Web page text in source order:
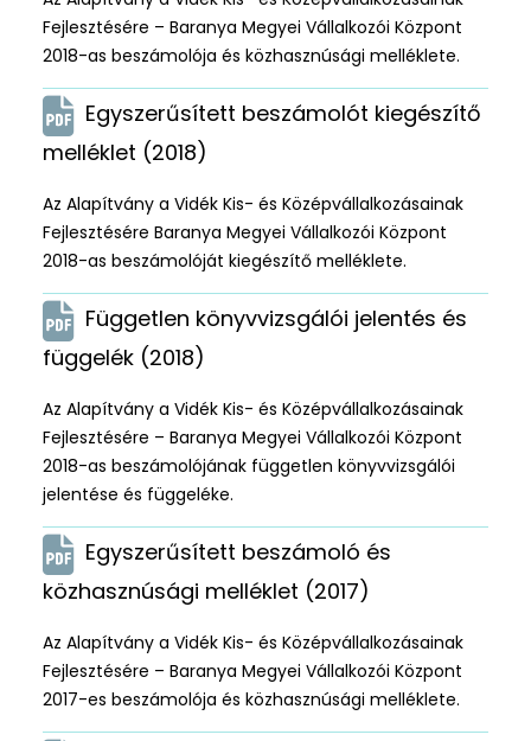
Fejlesztésére – Baranya Megyei Vállalkozói Központ
2018-as beszámolója és közhasznúsági melléklete.
Egyszerűsített beszámolót kiegészítő
melléklet (2018)
Az Alapítvány a Vidék Kis- és Középvállalkozásainak
Fejlesztésére Baranya Megyei Vállalkozói Központ
2018-as beszámolóját kiegészítő melléklete.
Független könyvvizsgálói jelentés és
függelék (2018)
Az Alapítvány a Vidék Kis- és Középvállalkozásainak
Fejlesztésére – Baranya Megyei Vállalkozói Központ
2018-as beszámolójának független könyvvizsgálói
jelentése és függeléke.
Egyszerűsített beszámoló és
közhasznúsági melléklet (2017)
Az Alapítvány a Vidék Kis- és Középvállalkozásainak
Fejlesztésére – Baranya Megyei Vállalkozói Központ
2017-es beszámolója és közhasznúsági melléklete.